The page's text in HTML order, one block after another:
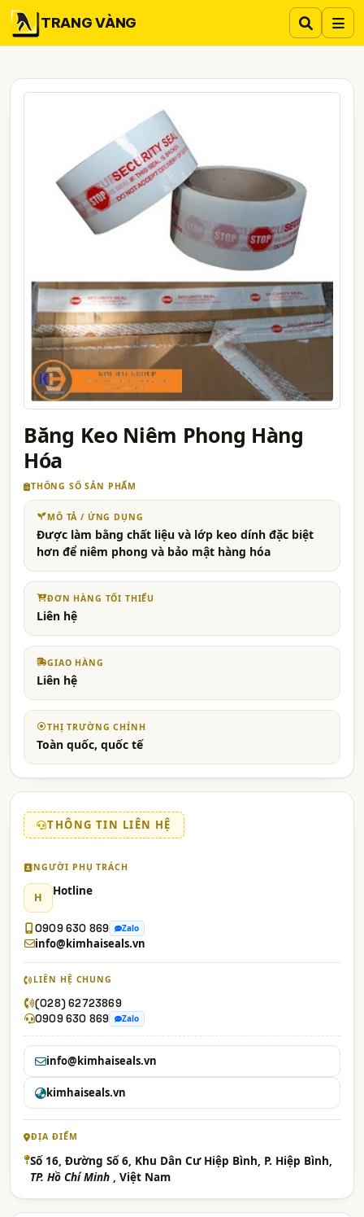
TRANG VÀNG
Băng Keo Niêm Phong Hàng
Hóa
THÔNG SỐ SẢN PHẨM
MÔ TẢ / ỨNG DỤNG
Được làm bằng chất liệu và lớp keo dính đặc biệt
hơn để niêm phong và bảo mật hàng hóa
ĐƠN HÀNG TỐI THIỂU
Liên hệ
GIAO HÀNG
Liên hệ
THỊ TRƯỜNG CHÍNH
Toàn quốc, quốc tế
THÔNG TIN LIÊN HỆ
NGƯỜI PHỤ TRÁCH
H Hotline
0909 630 869 Zalo
info@kimhaiseals.vn
LIÊN HỆ CHUNG
(028) 62723869
0909 630 869
Zalo
info@kimhaiseals.vn
kimhaiseals.vn
ĐỊA ĐIỂM
Số 16, Đường Số 6, Khu Dân Cư Hiệp Bình, P. Hiệp Bình,
TP. Hồ Chí Minh , Việt Nam